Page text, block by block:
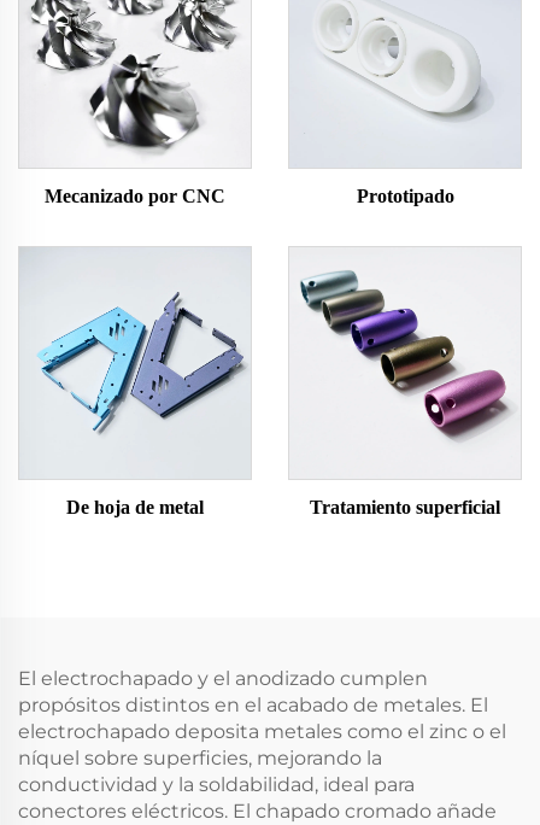
Mecanizado por CNC Prototipado
De hoja de metal Tratamiento superficial
El electrochapado y el anodizado cumplen
propósitos distintos en el acabado de metales. El
electrochapado deposita metales como el zinc o el
níquel sobre superficies, mejorando la
conductividad y la soldabilidad, ideal para
conectores eléctricos. El chapado cromado añade